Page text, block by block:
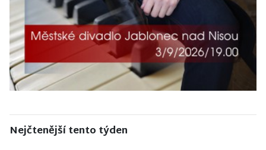
Nejčtenější tento týden